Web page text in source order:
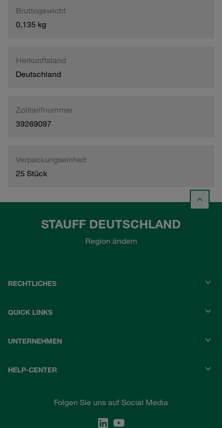
Bruttogewicht
0,135 kg
Herkunftsland
Deutschland
Zolltarifnummer
39269097
Verpackungseinheit
25 Stück
STAUFF DEUTSCHLAND
Region ändern
RECHTLICHES
QUICK LINKS
UNTERNEHMEN
HELP-CENTER
Folgen Sie uns auf Social Media